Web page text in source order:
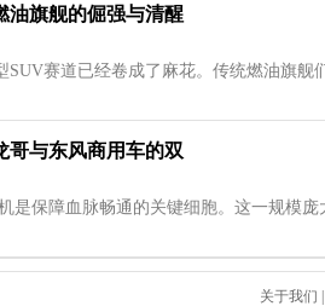
油旗舰的倔强与清醒
SUV赛道已经卷成了麻花。传统燃油旗
哥与东风商用车的双
是保障血脉畅通的关键细胞。这一规模
关于我们